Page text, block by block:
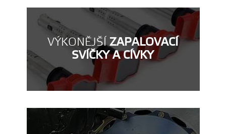
VÝKONĚJŠÍZAPALOVACÍ
SVÍČKY A CÍVKY